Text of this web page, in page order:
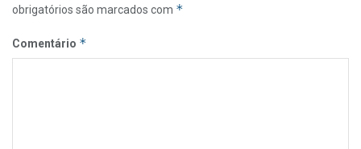
obrigatórios são marcados com *
Comentário *